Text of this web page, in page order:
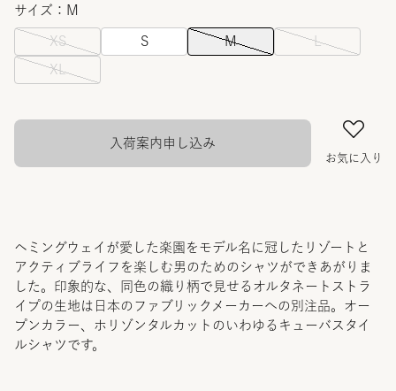
サイズ：M
XS S M L
XL
お気に入り
入荷案内申し込み
ヘミングウェイが愛した楽園をモデル名に冠したリゾートと
アクティブライフを楽しむ男のためのシャツができあがりま
した。印象的な、同色の織り柄で見せるオルタネートストラ
イプの生地は日本のファブリックメーカーへの別注品。オー
プンカラー、ホリゾンタルカットのいわゆるキューバスタイ
ルシャツです。